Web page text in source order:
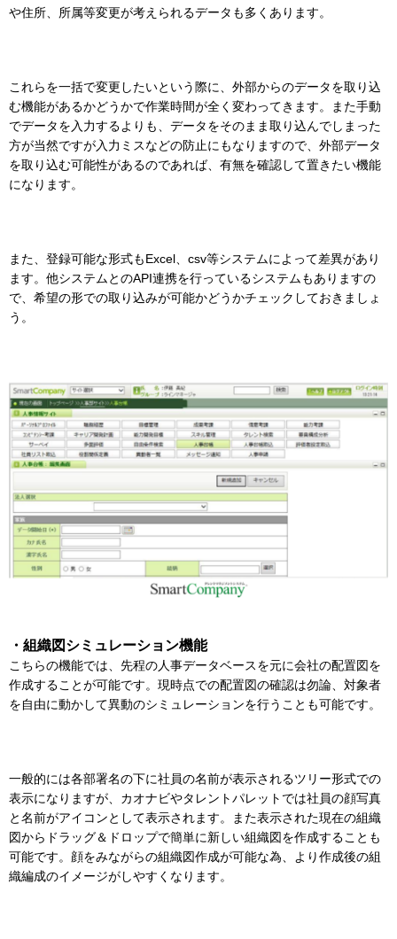
や住所、所属等変更が考えられるデータも多くあります。
これらを一括で変更したいという際に、外部からのデータを取り込
む機能があるかどうかで作業時間が全く変わってきます。また手動
でデータを入力するよりも、データをそのまま取り込んでしまった
方が当然ですが入力ミスなどの防止にもなりますので、外部データ
を取り込む可能性があるのであれば、有無を確認して置きたい機能
になります。
また、登録可能な形式もExcel、csv等システムによって差異があり
ます。他システムとのAPI連携を行っているシステムもありますの
で、希望の形での取り込みが可能かどうかチェックしておきましょ
う。
・組織図シミュレーション機能
こちらの機能では、先程の人事データベースを元に会社の配置図を
作成することが可能です。現時点での配置図の確認は勿論、対象者
を自由に動かして異動のシミュレーションを行うことも可能です。
一般的には各部署名の下に社員の名前が表示されるツリー形式での
表示になりますが、カオナビやタレントパレットでは社員の顔写真
と名前がアイコンとして表示されます。また表示された現在の組織
図からドラッグ＆ドロップで簡単に新しい組織図を作成することも
可能です。顔をみながらの組織図作成が可能な為、より作成後の組
織編成のイメージがしやすくなります。